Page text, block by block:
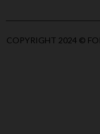
COPYRIGHT 2024 ©